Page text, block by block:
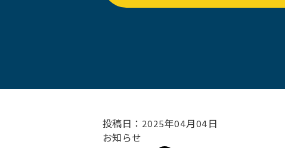
投稿日：2025年04月04日
お知らせ